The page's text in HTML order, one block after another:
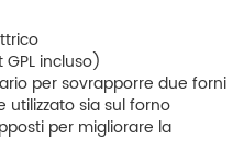
incluso)
per sovrapporre due forni
utilizzato sia sul forno
per migliorare la